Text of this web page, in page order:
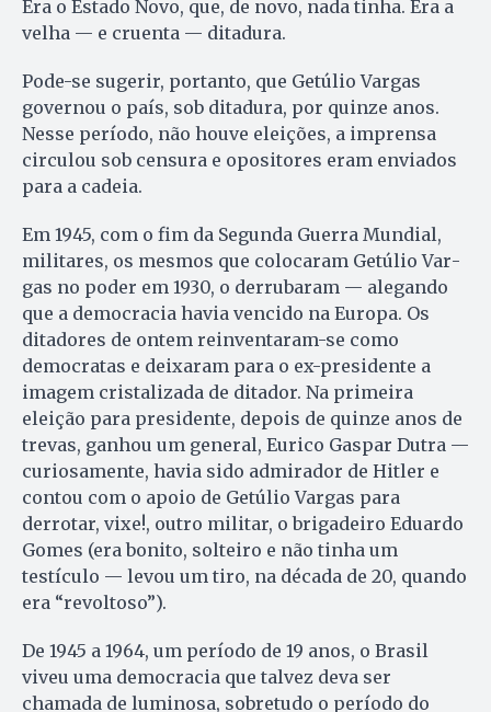
Era o Estado Novo, que, de novo, nada tinha. Era a
velha — e cruenta — ditadura.
Pode-se sugerir, portanto, que Getúlio Vargas
governou o país, sob ditadura, por quinze anos.
Nesse período, não houve eleições, a imprensa
circulou sob censura e opositores eram enviados
para a cadeia.
Em 1945, com o fim da Se­gun­da Guerra Mundial,
militares, os mesmos que colocaram Getúlio Var­
gas no poder em 1930, o derrubaram — alegando
que a democracia havia vencido na Europa. Os
ditadores de ontem reinventaram-se como
democratas e deixaram para o ex-presidente a
imagem cristalizada de ditador. Na primeira
eleição para presidente, depois de quinze anos de
trevas, ganhou um general, Eurico Gaspar Dutra —
curiosamente, havia sido admirador de Hitler e
contou com o apoio de Getúlio Vargas para
derrotar, vixe!, outro militar, o brigadeiro Eduardo
Gomes (era bonito, solteiro e não tinha um
testículo — levou um tiro, na década de 20, quando
era “revoltoso”).
De 1945 a 1964, um período de 19 anos, o Brasil
viveu uma democracia que talvez deva ser
chamada de luminosa, sobretudo o período do